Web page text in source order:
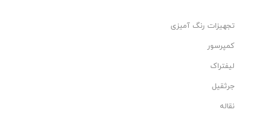
تجهیزات رنگ آمیزی
کمپرسور
لیفتراک
جرثقیل
نقاله